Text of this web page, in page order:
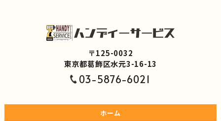
〒125-0032
東京都葛飾区水元3-16-13
03-5876-6021
ホーム